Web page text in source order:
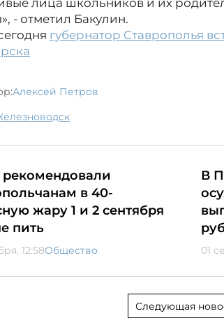
лица школьников и их
- отметил Бакулин.
губернатор Ставрополья
Алексей Петров
Железноводск
в 40-
жару 1 и 2 сентября
пить
12:58Общество
В
01
Следующая